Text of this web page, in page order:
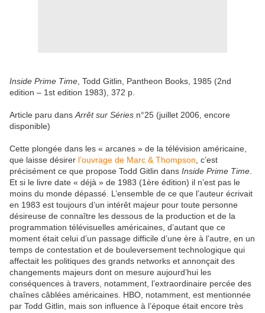
Inside Prime Time , Todd Gitlin, Pantheon Books, 1985 (2nd
edition – 1st edition 1983), 372 p.
Article paru dans Arrêt sur Séries n°25 (juillet 2006, encore
disponible)
Cette plongée dans les « arcanes » de la télévision américaine,
que laisse désirer l’ouvrage de Marc & Thompson , c’est
précisément ce que propose Todd Gitlin dans Inside Prime Time
Et si le livre date « déjà » de 1983 (1ère édition) il n’est pas le
moins du monde dépassé. L’ensemble de ce que l’auteur écrivait
en 1983 est toujours d’un intérêt majeur pour toute personne
désireuse de connaître les dessous de la production et de la
programmation télévisuelles américaines, d’autant que ce
moment était celui d’un passage difficile d’une ère à l’autre, en un
temps de contestation et de bouleversement technologique qui
affectait les politiques des grands networks et annonçait des
changements majeurs dont on mesure aujourd’hui les
conséquences à travers, notamment, l’extraordinaire percée des
chaînes câblées américaines. HBO, notamment, est mentionnée
par Todd Gitlin, mais son influence à l’époque était encore très